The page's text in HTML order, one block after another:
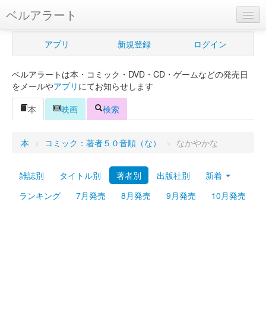
ベルアラート
ベルアラートとは
新規登録
ログイン
Myシェルフ
プレミアム
アプリ 新規登録 ログイン
ベルアラートは本・コミック・DVD・CD・ゲームなどの発売日
をメールやアプリ にてお知らせします
本
映画 検索
本 > コミック：著者５０音順（な） > なかやかな
雑誌別 タイトル別 著者別 出版社別
新着
ランキング
7月発売 8月発売 9月発売 10月発売